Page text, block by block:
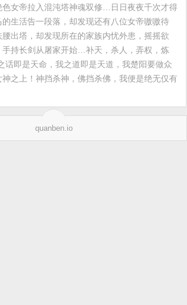
色女帝拉入混沌塔神魂双修…日日夜夜千次才得
的生活告一段落，却发现还有八位女帝嗷嗷待
出塔，却发现所在的家族内忧外患，摇摇欲
手持长剑从屠家开始…补天，杀人，弄权，炼
话即是天命，我之道即是天道，我楚阳要做众
之上！神挡杀神，佛挡杀佛，我便是绝无仅有
quanben.io